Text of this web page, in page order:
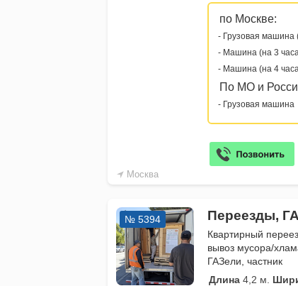
Москва
по Москве:
- Грузовая машина
- Машина (на 3
- Машина (на 4
По МО и
- Грузовая машина
№ 5394 Переезды,
Квартирный
вывоз мусора/
ГАЗели, частник
Длина 4,2 м.